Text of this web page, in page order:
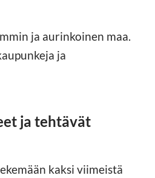
ja aurinkoinen maa.
ja
ja tehtävät
kaksi viimeistä